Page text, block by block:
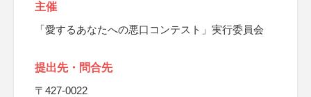
主催
「愛するあなたへの悪口コンテスト」実行委員会
提出先・問合先
〒427-0022